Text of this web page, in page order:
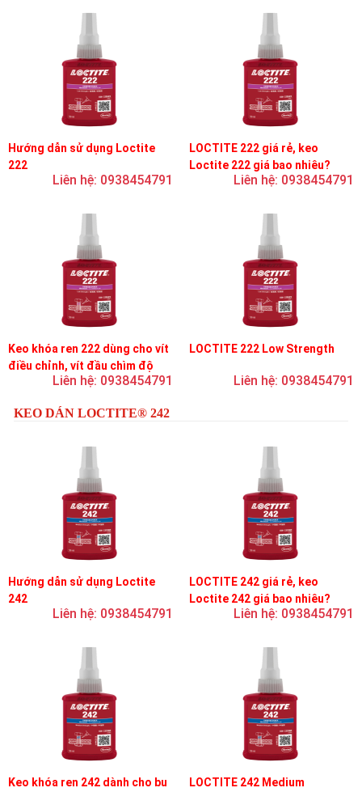
Hướng dẫn sử dụng Loctite
222
Liên hệ: 0938454791
LOCTITE 222 giá rẻ, keo
Loctite 222 giá bao nhiêu?
Liên hệ: 0938454791
Keo khóa ren 222 dùng cho vít
điều chỉnh, vít đầu chìm độ
bền thấpLiên hệ: 0938454791
LOCTITE 222 Low Strength
Liên hệ: 0938454791
KEO DÁN LOCTITE® 242
Hướng dẫn sử dụng Loctite
242
Liên hệ: 0938454791
LOCTITE 242 giá rẻ, keo
Loctite 242 giá bao nhiêu?
Liên hệ: 0938454791
Keo khóa ren 242 dành cho bu
LOCTITE 242 Medium